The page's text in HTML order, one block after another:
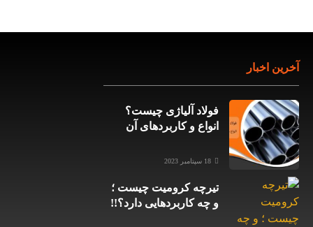
فولاد آلیاژی چیست؟
انواع و کاربردهای آن
18 سپتامبر 2023
تیرچه کرومیت چیست ؛
و چه کاربردهایی دارد؟!!